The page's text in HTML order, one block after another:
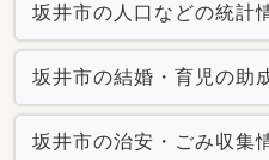
坂井市の人口などの統計
坂井市の結婚・育児の助
坂井市の治安・ごみ収集